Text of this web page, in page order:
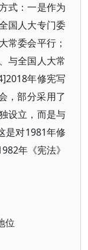
式：一是作为
国人大专门委
常委会平行；
与全国人大常
年修宪写
，部分采用了
设立，而是与
是对1981年修
年《宪法》
位